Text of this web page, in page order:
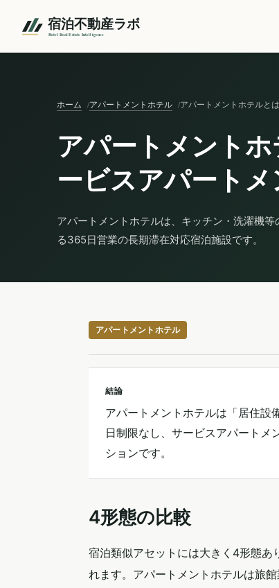
ホーム アパートメントホテル アパートメントホテルとは
アパートメント
ービスアパート
アパートメントホテルは、キッチン・洗濯機
る365日営業の長期滞在対応宿泊施設です。
アパートメントホテル
結論
アパートメントホテルは「居住
日制限なし、サービスアパートメ
ションです。
4形態の比較
宿泊類似アセットには大きく4形態あ
れます。アパートメントホテルは旅